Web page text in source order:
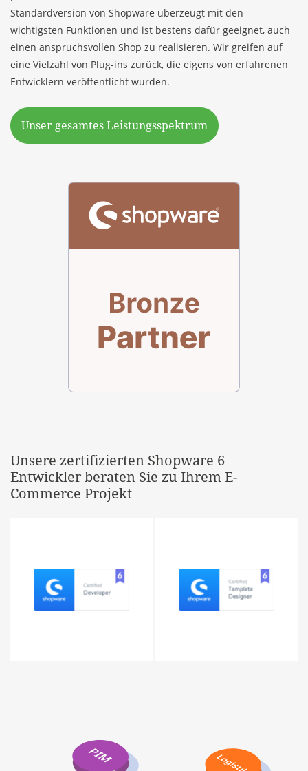
Standardversion von Shopware überzeugt mit den
wichtigsten Funktionen und ist bestens dafür geeignet, auch
einen anspruchsvollen Shop zu realisieren. Wir greifen auf
eine Vielzahl von Plug-ins zurück, die eigens von erfahrenen
Entwicklern veröffentlicht wurden.
Unser gesamtes Leistungsspektrum
Unsere zertifizierten Shopware 6
Entwickler beraten Sie zu Ihrem E-
Commerce Projekt